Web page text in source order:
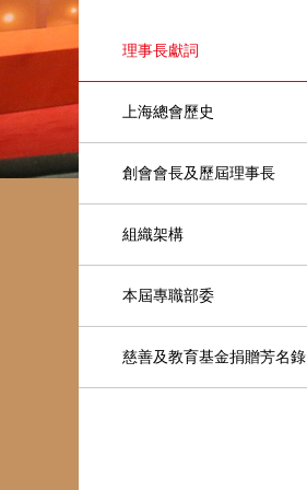
理事長獻詞
上海總會歷史
創會會長及歷屆理事長
組織架構
本屆專職部委
慈善及教育基金捐贈芳名錄